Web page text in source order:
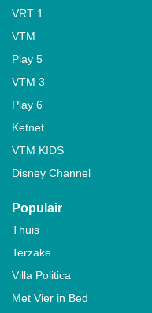
VRT 1
VTM
Play 5
VTM 3
Play 6
Ketnet
VTM KIDS
Disney Channel
Populair
Thuis
Terzake
Villa Politica
Met Vier in Bed